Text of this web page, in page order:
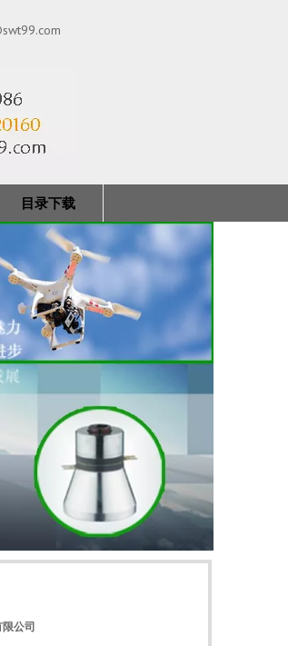
目录下载
公司